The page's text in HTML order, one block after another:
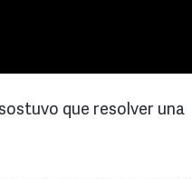
que resolver una